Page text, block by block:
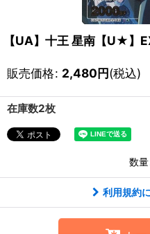
【UA】十王 星南【U★
販売価格: 2,480円(税込)
在庫数2枚
数量
利用規約